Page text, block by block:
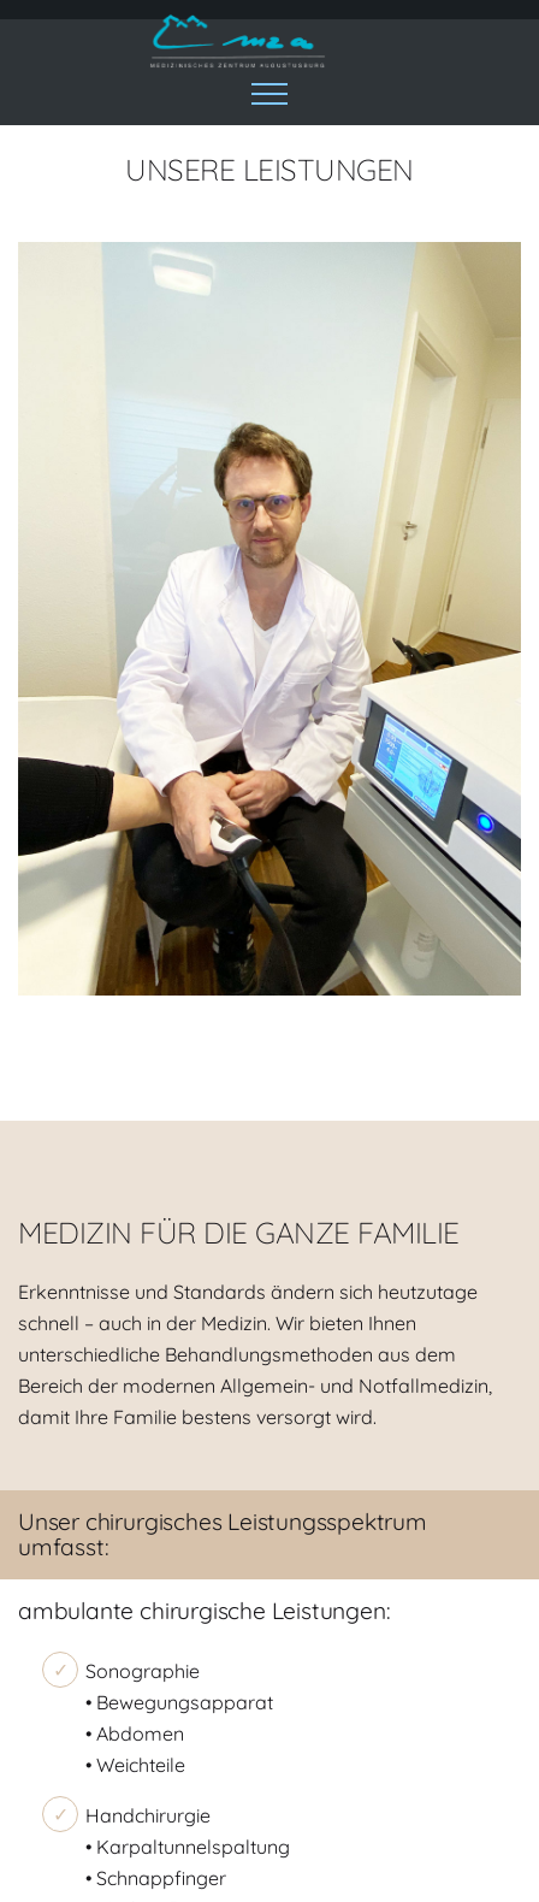
UNSERE LEISTUNGEN
MEDIZIN FÜR DIE GANZE FAMILIE
Erkenntnisse und Standards ändern sich heutzutage
schnell – auch in der Medizin. Wir bieten Ihnen
unterschiedliche Behandlungsmethoden aus dem
Bereich der modernen Allgemein- und Notfallmedizin,
damit Ihre Familie bestens versorgt wird.
Unser chirurgisches Leistungsspektrum
umfasst:
ambulante chirurgische Leistungen:
Sonographie
• Bewegungsapparat
• Abdomen
• Weichteile
Handchirurgie
• Karpaltunnelspaltung
• Schnappfinger